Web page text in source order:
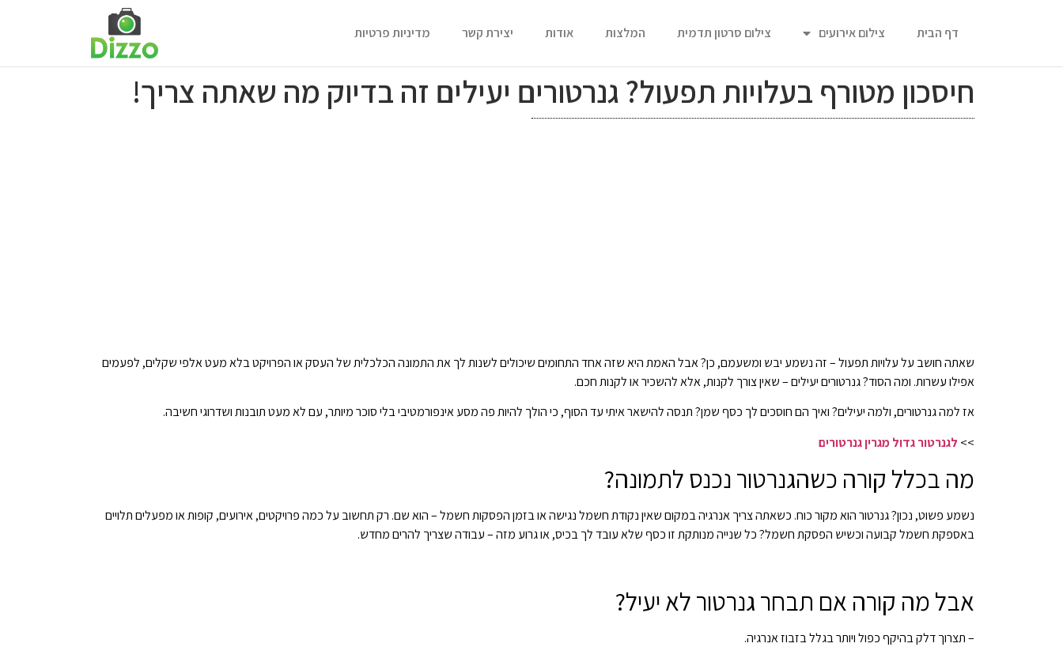
דף הבית צילום אירועים צילום סרטון תדמית המלצות אודות יצירת קשר מדיניות פרטיות
חיסכון מטורף בעלויות תפעול? גנרטורים יעילים זה בדיוק מה שאתה צריך!
שאתה חושב על עלויות תפעול – זה נשמע יבש ומשעמם, כן? אבל האמת היא שזה אחד התחומים שיכולים לשנות לך את התמונה הכלכלית של העסק או הפרויקט בלא מעט אלפי שקלים, לפעמים
אפילו עשרות. ומה הסוד? גנרטורים יעילים – שאין צורך לקנות, אלא להשכיר או לקנות חכם.
אז למה גנרטורים, ולמה יעילים? ואיך הם חוסכים לך כסף שמן? תנסה להישאר איתי עד הסוף, כי הולך להיות פה מסע אינפורמטיבי בלי סוכר מיותר, עם לא מעט תובנות ושדרוגי חשיבה.
>> לגנרטור גדול מגרין גנרטורים
מה בכלל קורה כשהגנרטור נכנס לתמונה?
נשמע פשוט, נכון? גנרטור הוא מקור כוח. כשאתה צריך אנרגיה במקום שאין נקודת חשמל נגישה או בזמן הפסקות חשמל – הוא שם. רק תחשוב על כמה פרויקטים, אירועים, קופות או מפעלים תלויים
באספקת חשמל קבועה וכשיש הפסקת חשמל? כל שנייה מנותקת זו כסף שלא עובד לך בכיס, או גרוע מזה – עבודה שצריך להרים מחדש.
אבל מה קורה אם תבחר גנרטור לא יעיל?
– תצרוך דלק בהיקף כפול ויותר בגלל בזבוז אנרגיה.